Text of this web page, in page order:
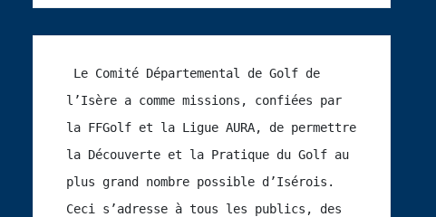
l’Isère a comme missions, confiées par
la FFGolf et la Ligue AURA, de permettre
la Découverte et la Pratique du Golf au
plus grand nombre possible d’Isérois.
Ceci s’adresse à tous les publics, des